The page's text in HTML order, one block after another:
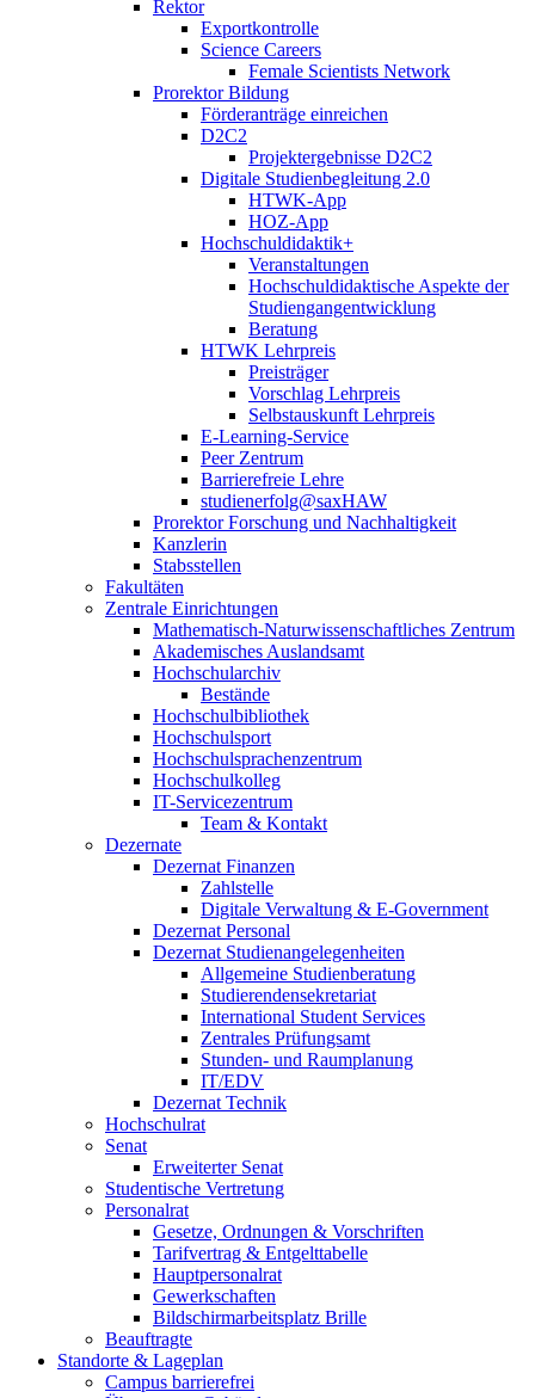
Rektor
Exportkontrolle
Science Careers
Female Scientists Network
Prorektor Bildung
Förderanträge einreichen
D2C2
Projektergebnisse D2C2
Digitale Studienbegleitung 2.0
HTWK-App
HOZ-App
Hochschuldidaktik+
Veranstaltungen
Hochschuldidaktische Aspekte der
Studiengangentwicklung
Beratung
HTWK Lehrpreis
Preisträger
Vorschlag Lehrpreis
Selbstauskunft Lehrpreis
E-Learning-Service
Peer Zentrum
Barrierefreie Lehre
studienerfolg@saxHAW
Prorektor Forschung und Nachhaltigkeit
Kanzlerin
Stabsstellen
Fakultäten
Zentrale Einrichtungen
Mathematisch-Naturwissenschaftliches Zentrum
Akademisches Auslandsamt
Hochschularchiv
Bestände
Hochschulbibliothek
Hochschulsport
Hochschulsprachenzentrum
Hochschulkolleg
IT-Servicezentrum
Team & Kontakt
Dezernate
Dezernat Finanzen
Zahlstelle
Digitale Verwaltung & E-Government
Dezernat Personal
Dezernat Studienangelegenheiten
Allgemeine Studienberatung
Studierendensekretariat
International Student Services
Zentrales Prüfungsamt
Stunden- und Raumplanung
IT/EDV
Dezernat Technik
Hochschulrat
Senat
Erweiterter Senat
Studentische Vertretung
Personalrat
Gesetze, Ordnungen & Vorschriften
Tarifvertrag & Entgelttabelle
Hauptpersonalrat
Gewerkschaften
Bildschirmarbeitsplatz Brille
Beauftragte
Standorte & Lageplan
Campus barrierefrei